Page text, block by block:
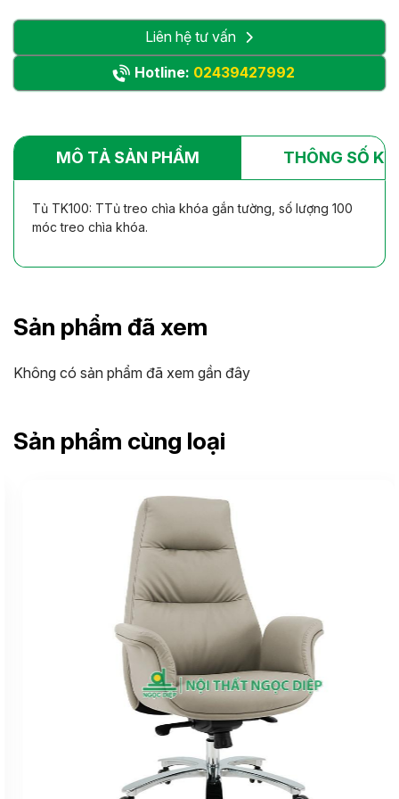
Liên hệ tư vấn
Hotline: 02439427992
MÔ TẢ SẢN PHẨM THÔNG SỐ
Tủ TK100: TTủ treo chìa khóa gắn tường, số lượng 100
móc treo chìa khóa.
Sản phẩm đã xem
Không có sản phẩm đã xem gần đây
Sản phẩm cùng loại